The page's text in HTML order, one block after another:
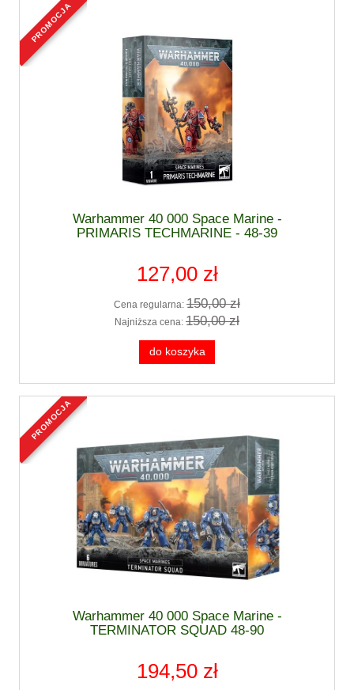
Warhammer 40 000 Space Marine -
PRIMARIS TECHMARINE - 48-39
127,00 zł
Cena regularna: 150,00 zł
Najniższa cena: 150,00 zł
do koszyka
promocja
Warhammer 40 000 Space Marine -
TERMINATOR SQUAD 48-90
194,50 zł
promocja